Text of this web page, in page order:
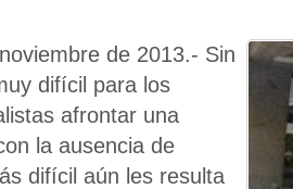
de 2013.- Sin
difícil para los
afrontar una
la ausencia de
difícil aún les resulta